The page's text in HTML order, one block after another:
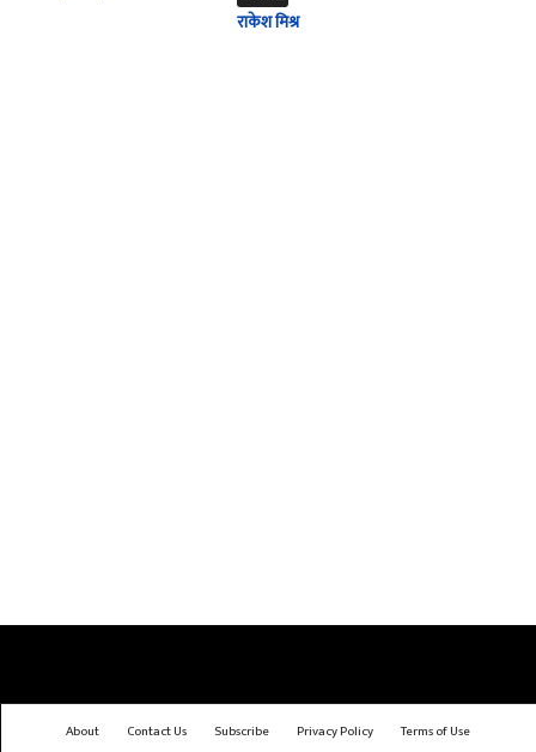
राकेश मिश्र
About Contact Us Subscribe Privacy Policy
Terms of Use